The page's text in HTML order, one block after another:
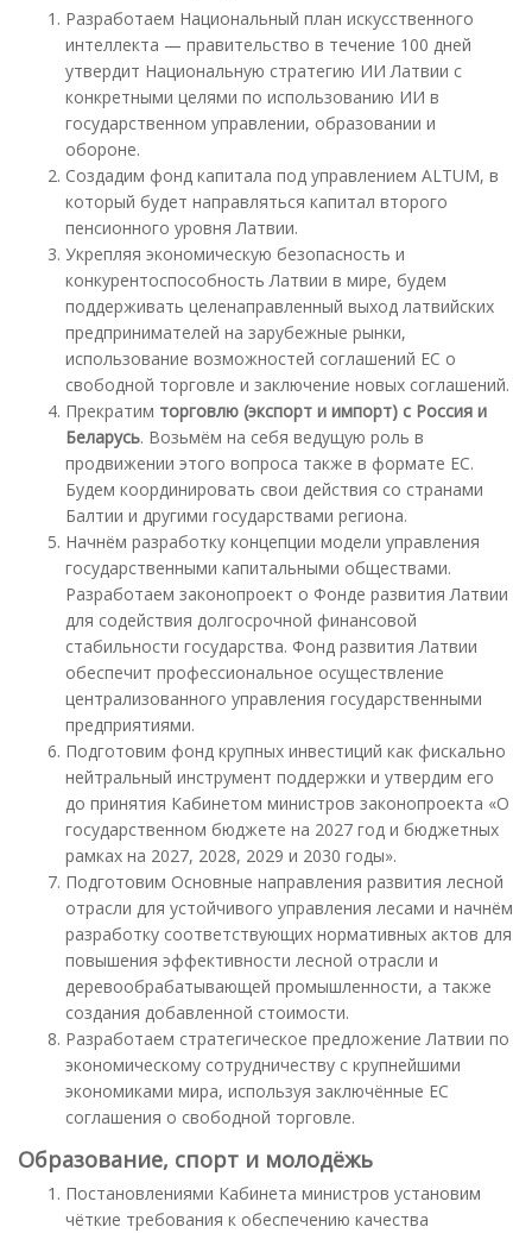
Разработаем Национальный план искусственного
интеллекта — правительство в течение 100 дней
утвердит Национальную стратегию ИИ Латвии с
конкретными целями по использованию ИИ в
государственном управлении, образовании и
обороне.
Создадим фонд капитала под управлением ALTUM, в
который будет направляться капитал второго
пенсионного уровня Латвии.
Укрепляя экономическую безопасность и
конкурентоспособность Латвии в мире, будем
поддерживать целенаправленный выход латвийских
предпринимателей на зарубежные рынки,
использование возможностей соглашений ЕС о
свободной торговле и заключение новых соглашений.
Прекратим торговлю (экспорт и импорт) с Россия и
Беларусь. Возьмём на себя ведущую роль в
продвижении этого вопроса также в формате ЕС.
Будем координировать свои действия со странами
Балтии и другими государствами региона.
Начнём разработку концепции модели управления
государственными капитальными обществами.
Разработаем законопроект о Фонде развития Латвии
для содействия долгосрочной финансовой
стабильности государства. Фонд развития Латвии
обеспечит профессиональное осуществление
централизованного управления государственными
предприятиями.
Подготовим фонд крупных инвестиций как фискально
нейтральный инструмент поддержки и утвердим его
до принятия Кабинетом министров законопроекта «О
государственном бюджете на 2027 год и бюджетных
рамках на 2027, 2028, 2029 и 2030 годы».
Подготовим Основные направления развития лесной
отрасли для устойчивого управления лесами и начнём
разработку соответствующих нормативных актов для
повышения эффективности лесной отрасли и
деревообрабатывающей промышленности, а также
создания добавленной стоимости.
Разработаем стратегическое предложение Латвии по
экономическому сотрудничеству с крупнейшими
экономиками мира, используя заключённые ЕС
соглашения о свободной торговле.
Образование, спорт и молодёжь
Постановлениями Кабинета министров установим
чёткие требования к обеспечению качества